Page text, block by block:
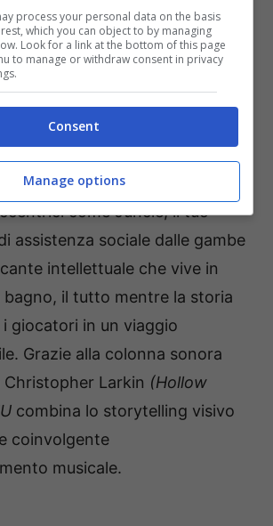
quando il placido mondo dei
della ragazzina viene disturbato
oscura, creatura. Con la bieca
di scatenare il caos,
sacra che regola il mondo,
dell’avventura incontrerai
come Juncle, il tuo
assistenza sociale dalle gambe
intellettuale che vive in
bagno, il tutto mentre la storia
giocatori in un viaggio
Grazie alla colonna sonora
Larkin (Hollow
combina lo storytelling visivo
coinvolgente
musicale.
process your personal data on the basis
which you can object to by managing
Look for a link at the bottom of this page
to manage or withdraw consent in privacy
Consent
Manage options